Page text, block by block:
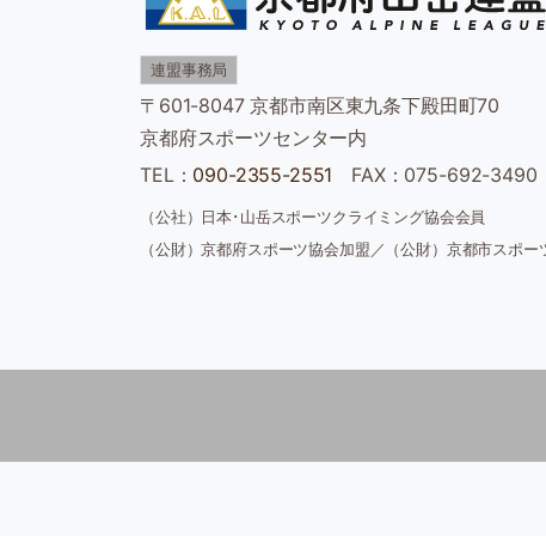
連盟事務局
〒601-8047 京都市南区東九条下殿田町70
京都府スポーツセンター内
TEL： 090-2355-2551 FAX：075-692-3490
（公社）日本･山岳スポーツクライミング協会会員
（公財）京都府スポーツ協会加盟 ／ （公財）京都市スポー